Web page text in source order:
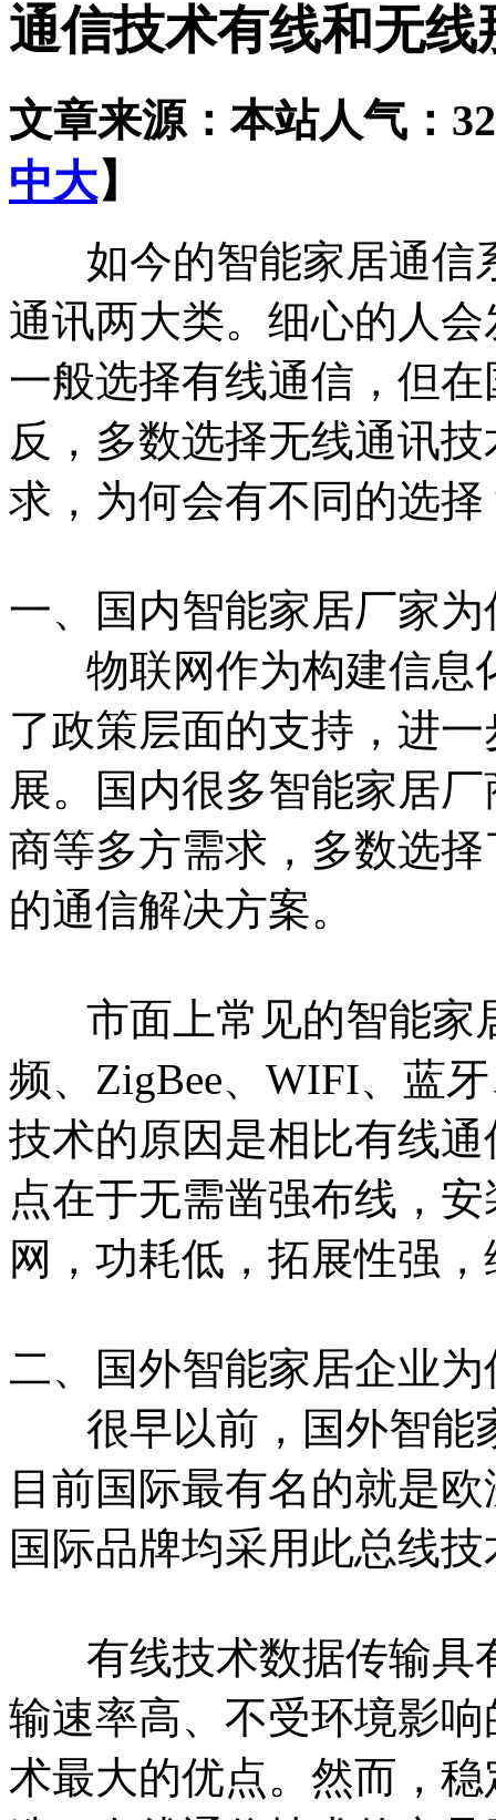
通信技术有线和无
文章来源：本站人气：
中大】
如今的智能家居通信
通讯两大类。细心的人
一般选择有线通信，但
反，多数选择无线通讯
求，为何会有不同的选择
一、国内智能家居厂家为
物联网作为构建信息
了政策层面的支持，进
展。国内很多智能家居
商等多方需求，多数选
的通信解决方案。
市面上常见的智能家
频、ZigBee、WIFI、蓝
技术的原因是相比有线
点在于无需凿强布线，
网，功耗低，拓展性强
二、国外智能家居企业
很早以前，国外智能
目前国际最有名的就是
国际品牌均采用此总线技
有线技术数据传输具
输速率高、不受环境影
术最大的优点。然而，